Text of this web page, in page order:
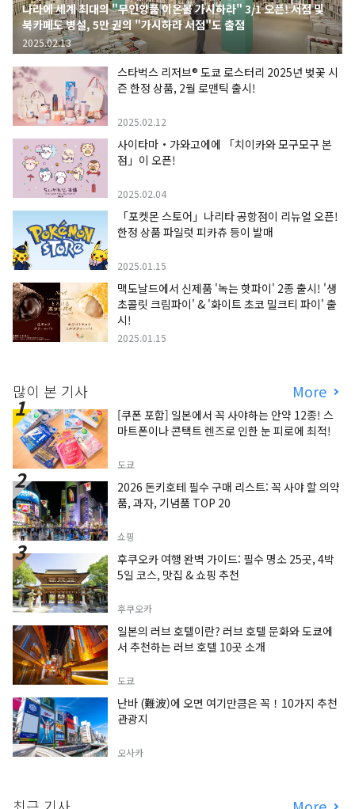
나라에 세계 최대의 "무인양품 이온몰 가시하라" 3/1 오픈! 서점 및
북카페도 병설, 5만 권의 "가시하라 서점"도 출점
2025.02.13
스타벅스 리저브® 도쿄 로스터리 2025년 벚꽃 시
즌 한정 상품, 2월 로맨틱 출시!
2025.02.12
사이타마・가와고에에 「치이카와 모구모구 본
점」이 오픈!
2025.02.04
「포켓몬 스토어」나리타 공항점이 리뉴얼 오픈!
한정 상품 파일럿 피카츄 등이 발매
2025.01.15
맥도날드에서 신제품 '녹는 핫파이' 2종 출시! '생
초콜릿 크림파이' & '화이트 초코 밀크티 파이' 출
시!
2025.01.15
많이 본 기사 More
[쿠폰 포함] 일본에서 꼭 사야하는 안약 12종! 스
마트폰이나 콘택트 렌즈로 인한 눈 피로에 최적!
도쿄
2026 돈키호테 필수 구매 리스트: 꼭 사야 할 의약
품, 과자, 기념품 TOP 20
쇼핑
후쿠오카 여행 완벽 가이드: 필수 명소 25곳, 4박
5일 코스, 맛집 & 쇼핑 추천
후쿠오카
일본의 러브 호텔이란? 러브 호텔 문화와 도쿄에
서 추천하는 러브 호텔 10곳 소개
도쿄
난바 (難波)에 오면 여기만큼은 꼭！10가지 추천
관광지
오사카